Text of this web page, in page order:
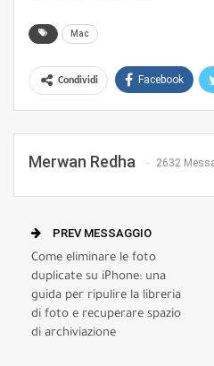
Mac
Condividi Facebook
Merwan Redha 2632
PREV MESSAGGIO
Come eliminare le foto
duplicate su iPhone: una
guida per ripulire la libreria
di foto e recuperare spazio
di archiviazione